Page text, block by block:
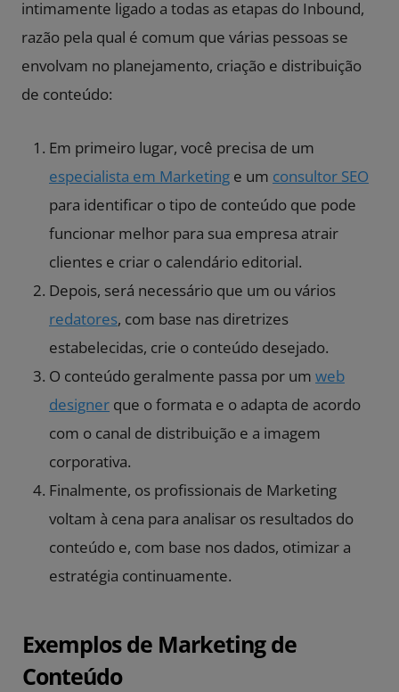
intimamente ligado a todas as etapas do Inbound,
razão pela qual é comum que várias pessoas se
envolvam no planejamento, criação e distribuição
de conteúdo:
Em primeiro lugar, você precisa de um
especialista em Marketing e um consultor SEO
para identificar o tipo de conteúdo que pode
funcionar melhor para sua empresa atrair
clientes e criar o calendário editorial.
Depois, será necessário que um ou vários
redatores, com base nas diretrizes
estabelecidas, crie o conteúdo desejado.
O conteúdo geralmente passa por um web
designer que o formata e o adapta de acordo
com o canal de distribuição e a imagem
corporativa.
Finalmente, os profissionais de Marketing
voltam à cena para analisar os resultados do
conteúdo e, com base nos dados, otimizar a
estratégia continuamente.
Exemplos de Marketing de
Conteúdo